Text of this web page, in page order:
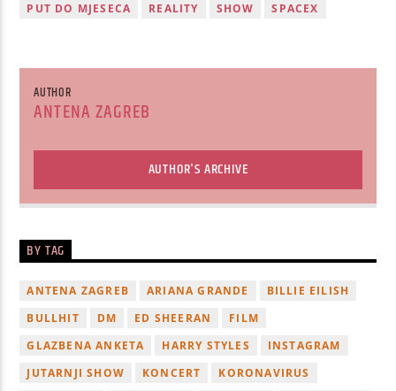
PUT DO MJESECA
REALITY SHOW SPACEX
AUTHOR
ANTENA ZAGREB
AUTHOR'S ARCHIVE
BY TAG
ANTENA ZAGREB ARIANA GRANDE
BILLIE EILISH
BULLHIT
DM ED SHEERAN
FILM
GLAZBENA ANKETA
HARRY STYLES
INSTAGRAM
JUTARNJI SHOW
KONCERT
KORONAVIRUS